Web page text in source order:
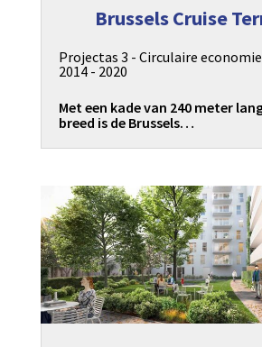
Brussels Cruise
Projectas 3 - Circulaire economie
2014 - 2020
Met een kade van 240 meter
breed is de Brussels…